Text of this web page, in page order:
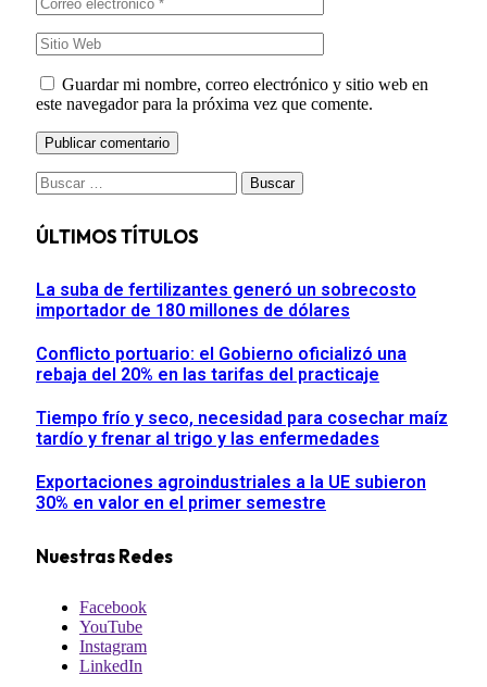
Guardar mi nombre, correo electrónico y sitio web en
este navegador para la próxima vez que comente.
Buscar:
ÚLTIMOS TÍTULOS
La suba de fertilizantes generó un sobrecosto
importador de 180 millones de dólares
Conflicto portuario: el Gobierno oficializó una
rebaja del 20% en las tarifas del practicaje
Tiempo frío y seco, necesidad para cosechar maíz
tardío y frenar al trigo y las enfermedades
Exportaciones agroindustriales a la UE subieron
30% en valor en el primer semestre
Nuestras Redes
Facebook
YouTube
Instagram
LinkedIn